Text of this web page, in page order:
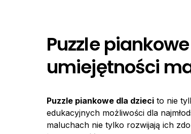
Puzzle
umiejętności
Puzzle piankowe dla dzieci to nie
edukacyjnych możliwości dla
maluchach nie tylko rozwijają ich